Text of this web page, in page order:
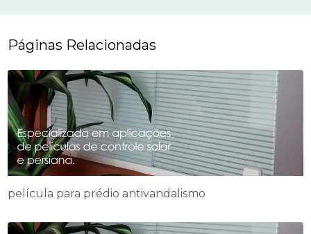
Páginas Relacionadas
película para prédio antivandalismo